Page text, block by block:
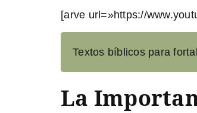
[arve url=»https://
Textos bíblicos para
La